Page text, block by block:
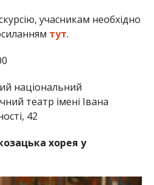
учасникам необхідно
тут.
національний
театр імені Івана
42
хорея у